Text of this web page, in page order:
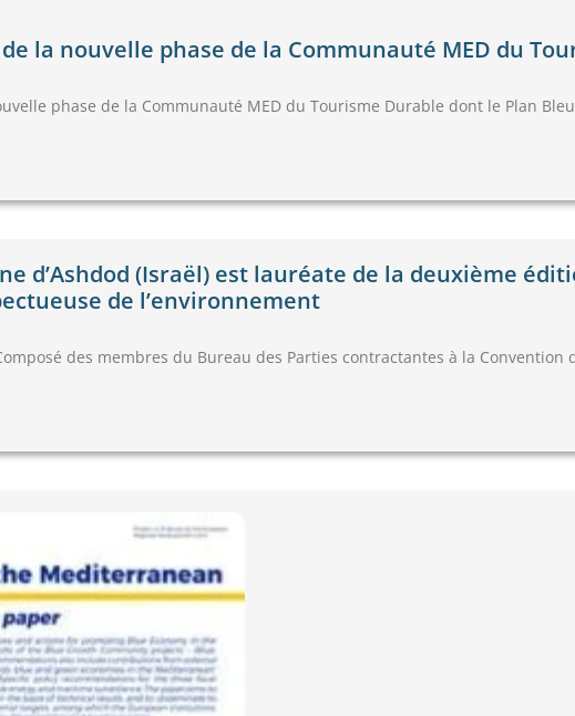
la nouvelle phase de la Communauté MED du
phase de la Communauté MED du Tourisme Durable dont le Plan
d’Ashdod (Israël) est lauréate de la deuxième
de l’environnement
des membres du Bureau des Parties contractantes à la Convention